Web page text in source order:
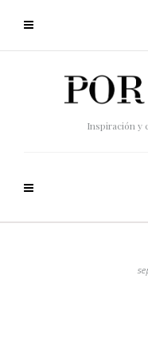
Inspiración y